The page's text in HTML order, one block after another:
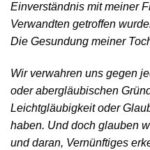
Einverständnis mit meiner
Verwandten getroffen
Die Gesundung meiner
Wir verwahren uns gegen
oder abergläubischen
Leichtgläubigkeit oder
haben. Und doch glauben
und daran, Vernünftiges